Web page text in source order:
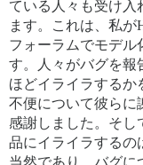
ている人々も受け入
ます。これは、私が
フォーラムでモデル
す。人々がバグを報
ほどイライラするか
不便について彼らに
感謝しました。そし
品にイライラするの
当然であり、バグに